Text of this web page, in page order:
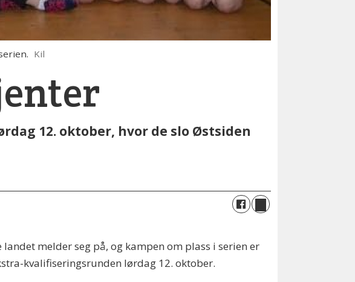
Kil
12. oktober, hvor de slo Østsiden
melder seg på, og kampen om plass i serien er
kvalifiseringsrunden lørdag 12. oktober.